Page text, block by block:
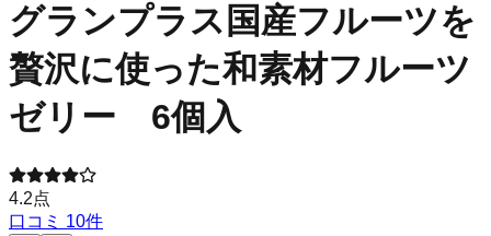
グランプラス 国産フルーツを
贅沢に使った和素材フルーツ
ゼリー 6個入
4.2点
口コミ 10件